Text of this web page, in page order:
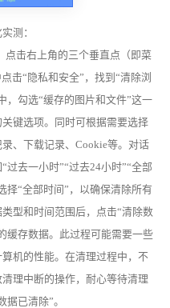
测：
点击右上角的三个垂直点（即菜
击“隐私和安全”，找到“清除浏
，勾选“缓存的图片和文件”这一
键选项。同时可根据需要选择
、下载记录、Cookie等。对话
去一小时”“过去24小时”“全部
择“全部时间”，以确保清除所有
型和时间范围后，点击“清除数
缓存数据。此过程可能需要一些
机的性能。在清理过程中，不
理中断的操作，耐心等待清理
已清除”。